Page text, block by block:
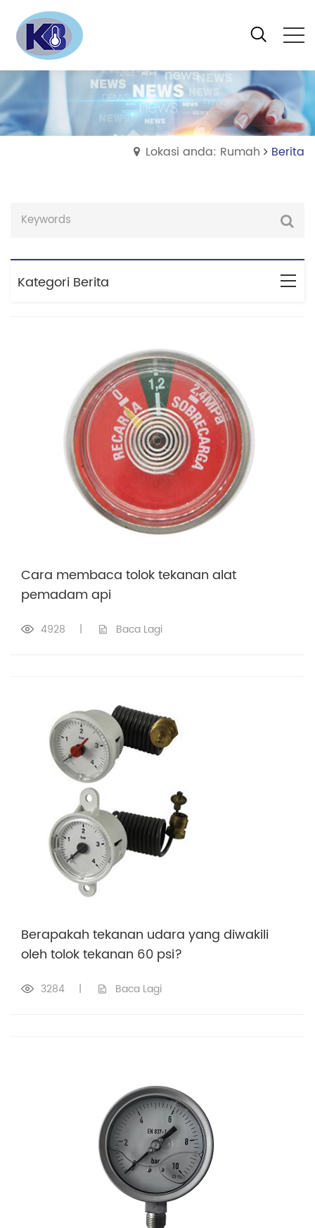
Lokasi anda: Rumah Berita
Kategori Berita
Cara membaca tolok tekanan alat
pemadam api
4928 | Baca Lagi
Berapakah tekanan udara yang diwakili
oleh tolok tekanan 60 psi?
3284 | Baca Lagi